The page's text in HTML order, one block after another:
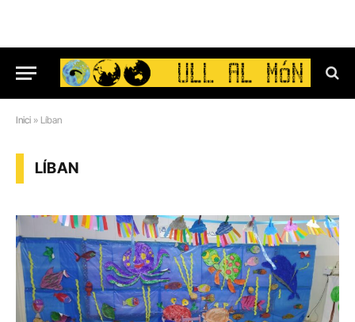
Inici » Líban
LÍBAN